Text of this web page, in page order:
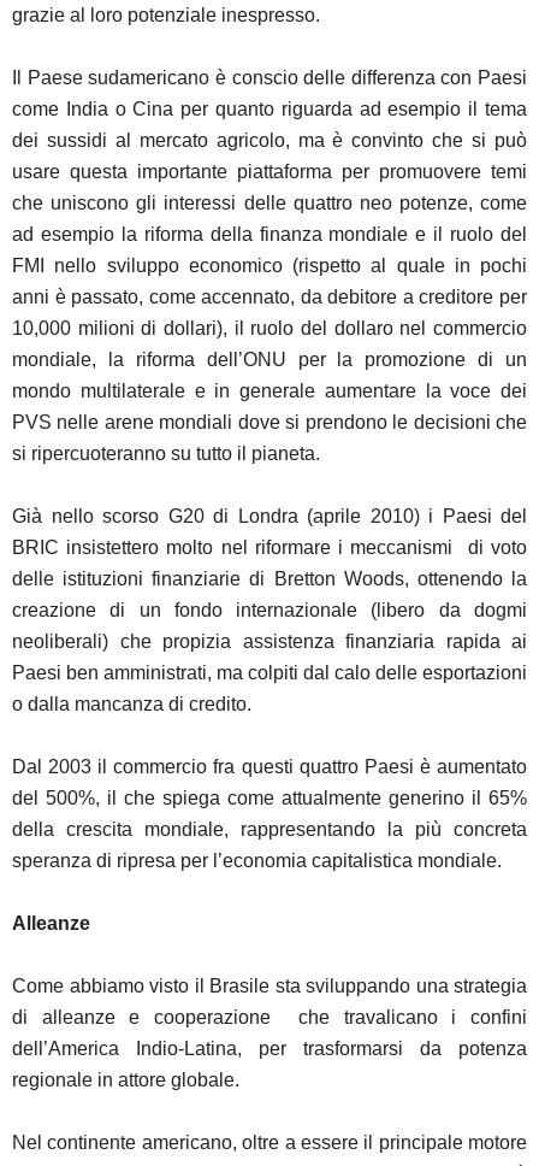
grazie al loro potenziale inespresso.
Il Paese sudamericano è conscio delle differenza con Paesi
come India o Cina per quanto riguarda ad esempio il tema
dei sussidi al mercato agricolo, ma è convinto che si può
usare questa importante piattaforma per promuovere temi
che uniscono gli interessi delle quattro neo potenze, come
ad esempio la riforma della finanza mondiale e il ruolo del
FMI nello sviluppo economico (rispetto al quale in pochi
anni è passato, come accennato, da debitore a creditore per
10,000 milioni di dollari), il ruolo del dollaro nel commercio
mondiale, la riforma dell’ONU per la promozione di un
mondo multilaterale e in generale aumentare la voce dei
PVS nelle arene mondiali dove si prendono le decisioni che
si ripercuoteranno su tutto il pianeta.
Già nello scorso G20 di Londra (aprile 2010) i Paesi del
BRIC insistettero molto nel riformare i meccanismi di voto
delle istituzioni finanziarie di Bretton Woods, ottenendo la
creazione di un fondo internazionale (libero da dogmi
neoliberali) che propizia assistenza finanziaria rapida ai
Paesi ben amministrati, ma colpiti dal calo delle esportazioni
o dalla mancanza di credito.
Dal 2003 il commercio fra questi quattro Paesi è aumentato
del 500%, il che spiega come attualmente generino il 65%
della crescita mondiale, rappresentando la più concreta
speranza di ripresa per l’economia capitalistica mondiale.
Alleanze
Come abbiamo visto il Brasile sta sviluppando una strategia
di alleanze e cooperazione che travalicano i confini
dell’America Indio-Latina, per trasformarsi da potenza
regionale in attore globale.
Nel continente americano, oltre a essere il principale motore